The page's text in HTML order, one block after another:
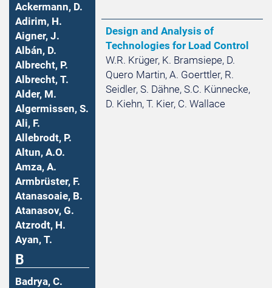
Ackermann, D.
Adirim, H.
Aigner, J.
Albán, D.
Albrecht, P.
Albrecht, T.
Alder, M.
Algermissen, S.
Ali, F.
Allebrodt, P.
Altun, A.O.
Amza, A.
Armbrüster, F.
Atanasoaie, B.
Atanasov, G.
Atzrodt, H.
Ayan, T.
B
Badrya, C.
Design and Analysis of
Technologies for Load Control
W.R. Krüger, K. Bramsiepe, D.
Quero Martin, A. Goerttler, R.
Seidler, S. Dähne, S.C. Künnecke,
D. Kiehn, T. Kier, C. Wallace